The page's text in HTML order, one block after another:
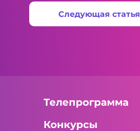
Следующая статья
Телепрограмма
Конкурсы